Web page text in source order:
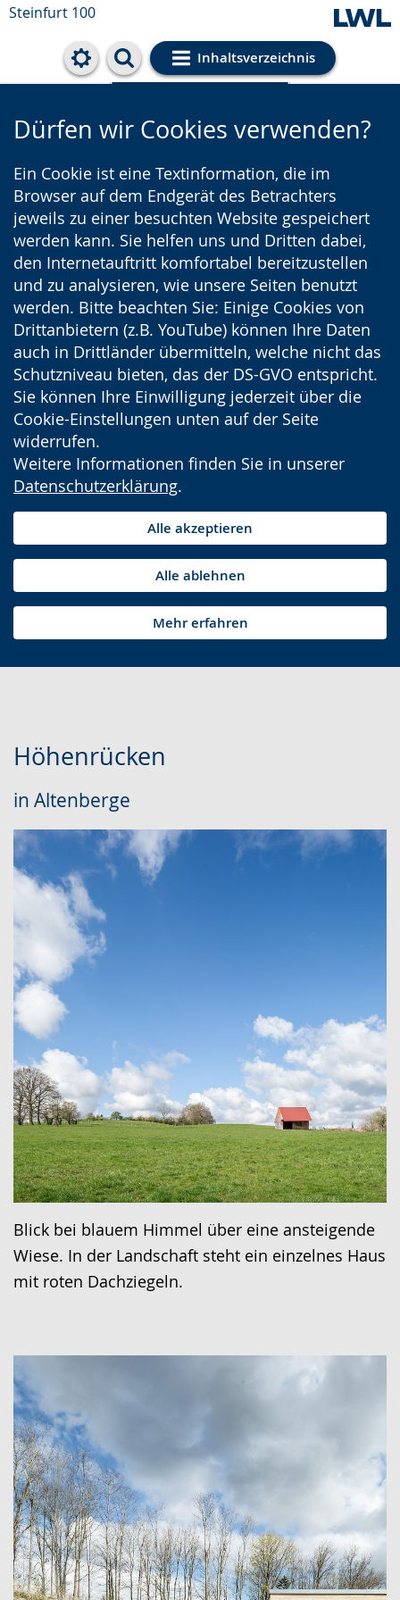
Steinfurt 100
Inhaltsverzeichnis
Cookie-Einstellungen
Dürfen wir Cookies verwenden?
Ein Cookie ist eine Textinformation, die im
Browser auf dem Endgerät des Betrachters
jeweils zu einer besuchten Website gespeichert
werden kann. Sie helfen uns und Dritten dabei,
den Internetauftritt komfortabel bereitzustellen
und zu analysieren, wie unsere Seiten benutzt
werden. Bitte beachten Sie: Einige Cookies von
Drittanbietern (z.B. YouTube) können Ihre Daten
auch in Drittländer übermitteln, welche nicht das
Schutzniveau bieten, das der DS-GVO entspricht.
Sie können Ihre Einwilligung jederzeit über die
Cookie-Einstellungen unten auf der Seite
widerrufen.
Weitere Informationen finden Sie in unserer
Datenschutzerklärung.
Alle akzeptieren
Alle ablehnen
Mehr erfahren
Höhenrücken
in Altenberge
Blick bei blauem Himmel über eine ansteigende
Wiese. In der Landschaft steht ein einzelnes Haus
mit roten Dachziegeln.